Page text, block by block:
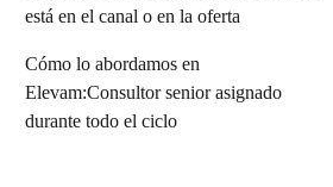
está en el canal o en la oferta
Cómo lo abordamos en
Elevam:Consultor senior asignado
durante todo el ciclo